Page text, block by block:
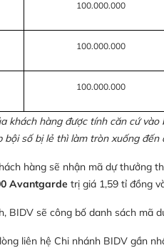
100.000.000
100.000.000
100.000.000
khách hàng được tính căn cứ
bội số bị lẻ thì làm tròn xuống đến
hàng sẽ nhận mã dự thưởng
Avantgarde trị giá 1,59 tỉ đồng
BIDV sẽ công bố danh sách mã
liên hệ Chi nhánh BIDV gần